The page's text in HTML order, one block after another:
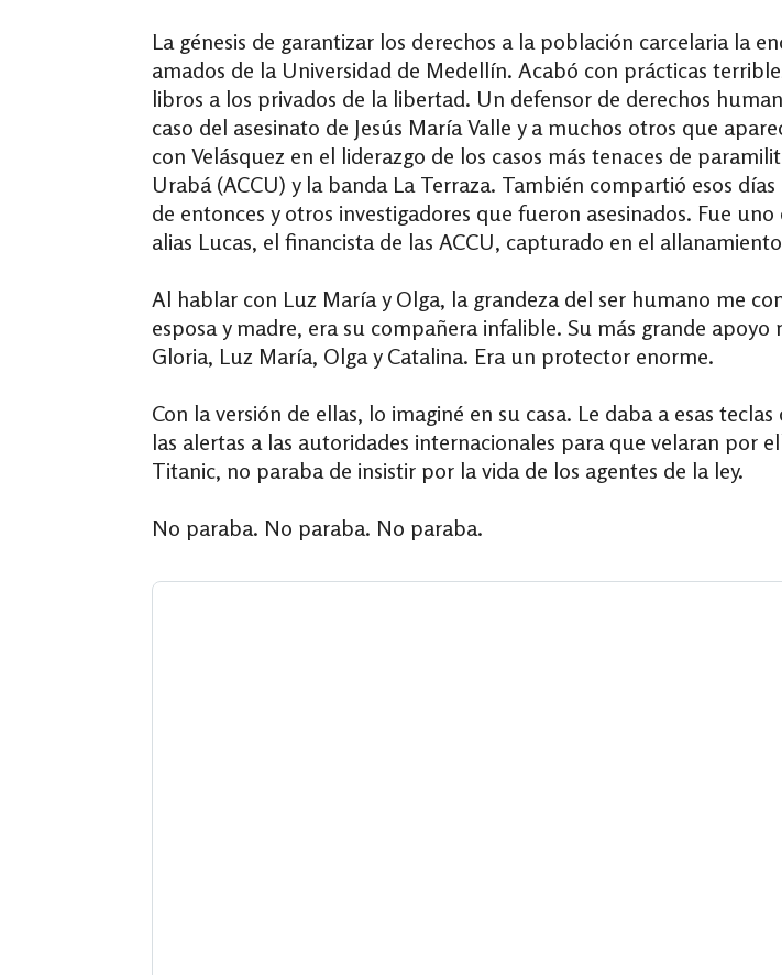
La génesis de garantizar los derechos a la población carcelaria la
amados de la Universidad de Medellín. Acabó con prácticas
libros a los privados de la libertad. Un defensor de derechos
caso del asesinato de Jesús María Valle y a muchos otros que
con Velásquez en el liderazgo de los casos más tenaces de
Urabá (ACCU) y la banda La Terraza. También compartió esos
de entonces y otros investigadores que fueron asesinados. Fue
alias Lucas, el financista de las ACCU, capturado en el
Al hablar con Luz María y Olga, la grandeza del ser humano me
esposa y madre, era su compañera infalible. Su más grande
Gloria, Luz María, Olga y Catalina. Era un protector enorme.
Con la versión de ellas, lo imaginé en su casa. Le daba a esas
las alertas a las autoridades internacionales para que velaran por
Titanic, no paraba de insistir por la vida de los agentes de la ley.
No paraba. No paraba. No paraba.